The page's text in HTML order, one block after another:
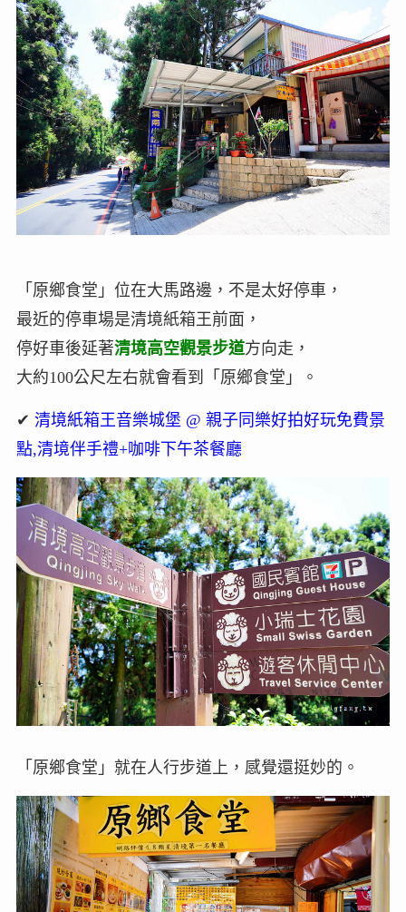
「原鄉食堂」位在大馬路邊，不是太好停車，
最近的停車場是清境紙箱王前面，
停好車後延著清境高空觀景步道方向走，
大約100公尺左右就會看到「原鄉食堂」。
✔ 清境紙箱王音樂城堡 @ 親子同樂好拍好玩免費景
點,清境伴手禮+咖啡下午茶餐廳
「原鄉食堂」就在人行步道上，感覺還挺妙的。